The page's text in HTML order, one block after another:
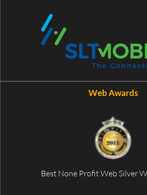
Web Awards
Best None Profit Web Silver